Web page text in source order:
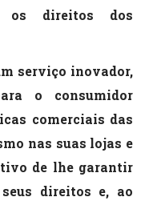
os direitos dos
serviço inovador,
o consumidor
comerciais das
nas suas lojas e
de lhe garantir
direitos e, ao